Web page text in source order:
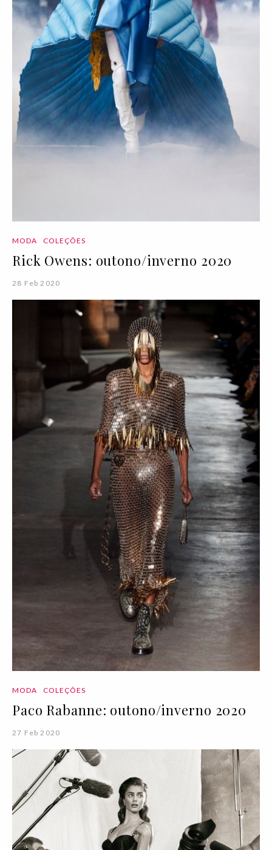
MODA COLEÇÕES
Rick Owens: outono/inverno 2020
28 Feb 2020
MODA COLEÇÕES
Paco Rabanne: outono/inverno 2020
27 Feb 2020